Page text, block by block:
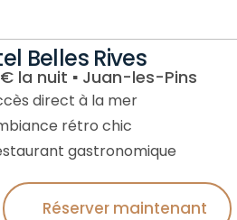
Belles Rives
la nuit ▪︎ Juan-les-Pins
direct à la mer
rétro chic
gastronomique
Réserver maintenant